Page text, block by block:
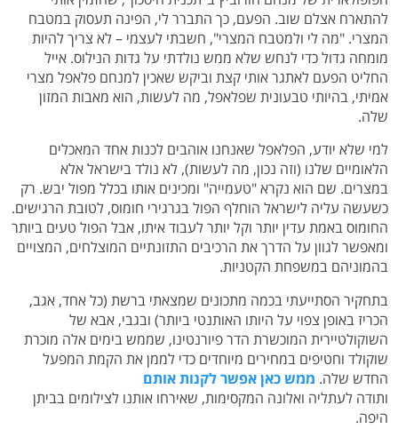
להתארח אצלם שוב. הפעם, כך התברר לי, הפינה תעסוק במטבח
המצרי. "מה לי ולמטבח המצרי", חשבתי לעצמי – לא צריך להיות
מומחה גדול כדי לנחש שלא ממש נולדתי על גדות הנילוס. אייל
החליט הפעם לאתגר אותי קצת וביקש שאכין למנחם פלאפל מצרי
אמיתי, בהיותי טבעונית שפלאפל, מה לעשות, הוא מאבות המזון
שלה.
למי שלא יודע, הפלאפל שאנחנו אוהבים לכנות אחד המאכלים
הלאומיים שלנו (וזה נכון, מה לעשות), לא נולד בישראל אלא
במצרים. שם הוא נקרא "טעמייה" ומכינים אותו בכלל מפול יבש. רק
כשעשה עליה לישראל הוחלף הפול בגרגירי חומוס, לטובת הרגישים.
החומוס באמת עדין יותר וקל יותר לעבוד איתו, אבל הפול טעים ביותר
ומאפשר לגוון על הדרך את הרכיבים התזונתיים המוצלחים, המצויים
בהמוניהם במשפחת הקטניות.
בתחקיר הסתייעתי בכמה מתכונים שמצאתי ברשת (כל אחד, אגב,
הכריז באופן צפוי על היותו האותנטי ביותר) ובגבי, אבא של
השוקולטיירית המוכשרת הדר פיורנטינו, שממש בימים אלה מוכרת
שוקולד וחטיפים במחירים מיוחדים כדי לממן את הקמת המפעל
החדש שלה. ממש כאן אפשר לקנות אותם
ותודה לעתליה ואלונה המקסימות, שאירחו אותנו לצילומים בביתן
היפה.